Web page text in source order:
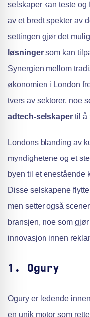
selskaper kan teste
av et bredt spekter av
settingen gjør det
løsninger som kan
Synergien mellom
økonomien i London
tvers av sektorer, noe
adtech-selskaper til å
Londons blanding av
myndighetene og et
byen til et enestående
Disse selskapene
men setter også
bransjen, noe som
innovasjon innen
1. Ogury
Ogury er ledende
en unik motor som